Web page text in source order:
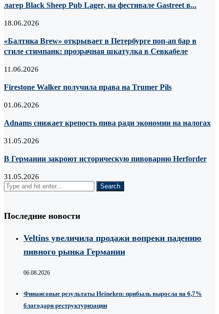
лагер Black Sheep Pub Lager, на фестивале Gastreet в...
18.06.2026
«Балтика Brew» открывает в Петербурге поп-ап бар в
стиле стимпанк: прозрачная шкатулка в Севкабеле
11.06.2026
Firestone Walker получила права на Trumer Pils
01.06.2026
Adnams снижает крепость пива ради экономии на налогах
31.05.2026
В Германии закроют историческую пивоварню Herforder
31.05.2026
Последние новости
Veltins увеличила продажи вопреки падению
пивного рынка Германии
06.08.2026
Финансовые результаты Heineken: прибыль выросла на 6,7%
благодаря реструктуризации